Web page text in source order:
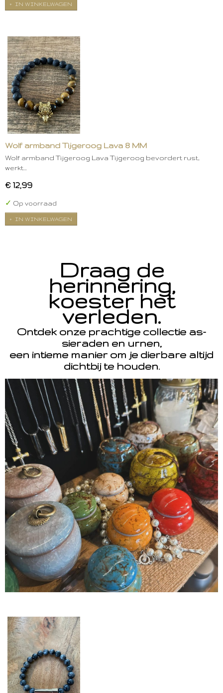
IN WINKELWAGEN
Wolf armband Tijgeroog Lava 8 MM
Wolf armband Tijgeroog Lava Tijgeroog bevordert rust,
werkt…
€ 12,99
✓ Op voorraad
IN WINKELWAGEN
Draag de
herinnering,
koester het
verleden.
Ontdek onze prachtige collectie as-
sieraden en urnen,
een intieme manier om je dierbare altijd
dichtbij te houden.